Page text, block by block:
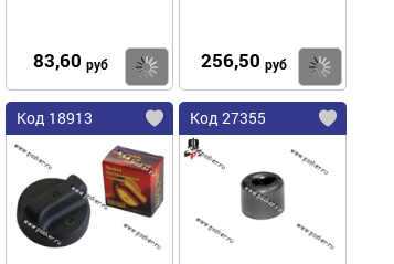
83,60 руб Купить
256,50 руб
Код 18913 Код 27355